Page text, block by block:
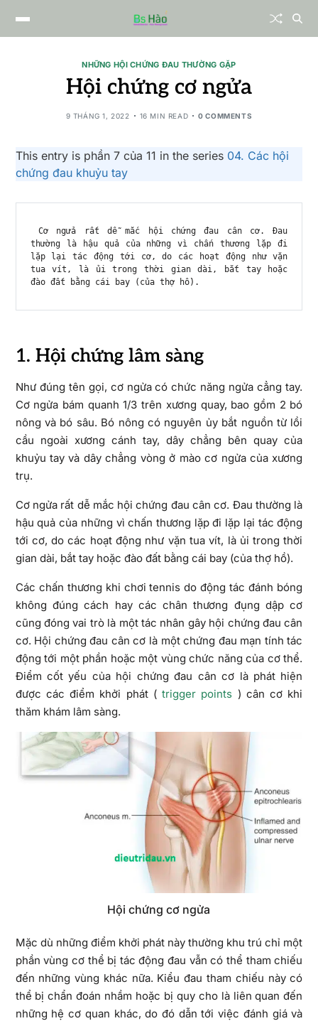
NHỮNG HỘI CHỨNG ĐAU THƯỜNG GẶP
Hội chứng cơ ngửa
9 THÁNG 1, 2022 16 MIN READ 0 COMMENTS
This entry is phần 7 của 11 in the series 04. Các hội
chứng đau khuỷu tay
thường là hậu quả của những vì chấn thương lặp đi
lặp lại tác động tới cơ, do các hoạt động như vặn
tua vít, là ủi trong thời gian dài, bắt tay hoặc
đào đất bằng cái bay (của thợ hồ).
1. Hội chứng lâm sàng
Như đúng tên gọi, cơ ngửa có chức năng ngửa cẳng tay.
Cơ ngửa bám quanh 1/3 trên xương quay, bao gồm 2 bó
nông và bó sâu. Bó nông có nguyên ủy bắt nguồn từ lồi
cầu ngoài xương cánh tay, dây chẳng bên quay của
khuỷu tay và dây chẳng vòng ở mào cơ ngửa của xương
trụ.
Cơ ngửa rất dễ mắc hội chứng đau cân cơ. Đau thường là
hậu quả của những vì chấn thương lặp đi lặp lại tác động
tới cơ, do các hoạt động như vặn tua vít, là ủi trong thời
gian dài, bắt tay hoặc đào đất bằng cái bay (của thợ hồ).
Các chấn thương khi chơi tennis do động tác đánh bóng
không đúng cách hay các chân thương đụng dập cơ
cũng đóng vai trò là một tác nhân gây hội chứng đau cân
cơ. Hội chứng đau cân cơ là một chứng đau mạn tính tác
động tới một phần hoặc một vùng chức năng của cơ thể.
Điểm cốt yếu của hội chứng đau cân cơ là phát hiện
được các điểm khởi phát (trigger points ) cân cơ khi
thăm khám lâm sàng.
Hội chứng cơ ngửa
Mặc dù những điểm khởi phát này thường khu trú chỉ một
phần vùng cơ thể bị tác động đau vẫn có thể tham chiếu
đến những vùng khác nữa. Kiểu đau tham chiếu này có
thể bị chẩn đoán nhầm hoặc bị quy cho là liên quan đến
những hệ cơ quan khác, do đó dẫn tới việc đánh giá và